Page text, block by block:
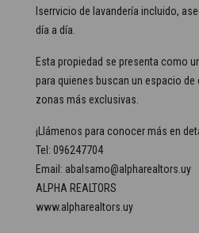
lserrvicio de lavandería incluido,
día a día.
Esta propiedad se presenta como
para quienes buscan un espacio de
zonas más exclusivas.
¡Llámenos para conocer más en
Tel: 096247704
Email: abalsamo@alpharealtors.uy
ALPHA REALTORS
www.alpharealtors.uy